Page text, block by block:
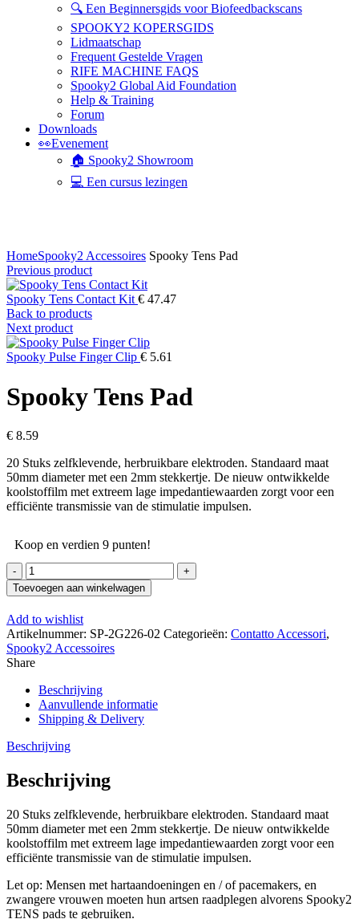
🔍 Een Beginnersgids voor Biofeedbackscans
SPOOKY2 KOPERSGIDS
Lidmaatschap
Frequent Gestelde Vragen
RIFE MACHINE FAQS
Spooky2 Global Aid Foundation
Help & Training
Forum
Downloads
👀Evenement
🏠 Spooky2 Showroom
💻 Een cursus lezingen
HomeSpooky2 Accessoires Spooky Tens Pad
Previous product
Spooky Tens Contact Kit€ 47.47
Back to products
Next product
Spooky Pulse Finger Clip € 5.61
Spooky Tens Pad
€ 8.59
20 Stuks zelfklevende, herbruikbare elektroden. Standaard maat
50mm diameter met een 2mm stekkertje. De nieuw ontwikkelde
koolstoffilm met extreem lage impedantiewaarden zorgt voor een
efficiënte transmissie van de stimulatie impulsen.
Koop en verdien 9 punten!
Spooky
Tens
Pad
aantal
Toevoegen aan winkelwagen
Add to wishlist
Artikelnummer: SP-2G226-02 Categorieën: Contatto Accessori,
Spooky2 Accessoires
Share
Beschrijving
Aanvullende informatie
Shipping & Delivery
Beschrijving
Beschrijving
20 Stuks zelfklevende, herbruikbare elektroden. Standaard maat
50mm diameter met een 2mm stekkertje. De nieuw ontwikkelde
koolstoffilm met extreem lage impedantiewaarden zorgt voor een
efficiënte transmissie van de stimulatie impulsen.
Let op: Mensen met hartaandoeningen en / of pacemakers, en
zwangere vrouwen moeten hun artsen raadplegen alvorens Spooky2
TENS pads te gebruiken.